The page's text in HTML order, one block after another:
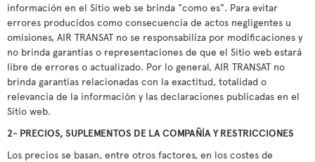
información en el Sitio web se brinda "como es". Para evitar
errores producidos como consecuencia de actos negligentes u
omisiones, AIR TRANSAT no se responsabiliza por modificaciones y
no brinda garantías o representaciones de que el Sitio web estará
libre de errores o actualizado. Por lo general, AIR TRANSAT no
brinda garantías relacionadas con la exactitud, totalidad o
relevancia de la información y las declaraciones publicadas en el
Sitio web.
2- PRECIOS, SUPLEMENTOS DE LA COMPAÑÍA Y RESTRICCIONES
Los precios se basan, entre otros factores, en los costes de